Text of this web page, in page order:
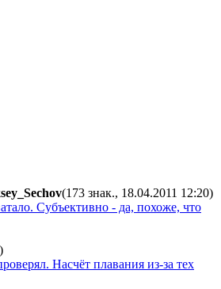
(173 знак., 18.04.2011 12:20)
Субъективно - да, похоже, что
)
Насчёт плавания из-за тех